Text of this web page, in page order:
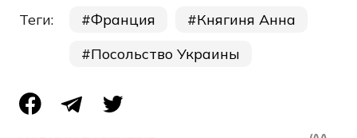
Теги: Франция
Княгиня Анна
Посольство Украины